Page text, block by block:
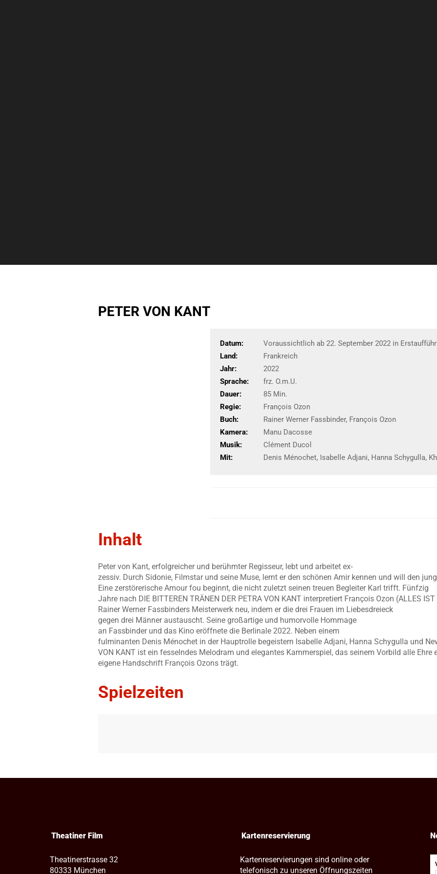
PETER VON KANT
Datum:
Voraussichtlich ab 22. September 2022 in
Land:
Frankreich
Jahr:
2022
Sprache:
frz. O.m.U.
Dauer:
85 Min.
Regie:
François Ozon
Buch:
Rainer Werner Fassbinder, François Ozon
Kamera:
Manu Dacosse
Musik:
Clément Ducol
Mit:
Denis Ménochet, Isabelle Adjani, Hanna Schygulla,
Inhalt
Peter von Kant, erfolgreicher und berühmter Regisseur, lebt und arbeitet ex-
zessiv. Durch Sidonie, Filmstar und seine Muse, lernt er den schönen Amir kennen und will den
Eine zerstörerische Amour fou beginnt, die nicht zuletzt seinen treuen Begleiter Karl trifft. Fünfzig
Jahre nach DIE BITTEREN TRÄNEN DER PETRA VON KANT interpretiert François Ozon (ALLES
Rainer Werner Fassbinders Meisterwerk neu, indem er die drei Frauen im Liebesdreieck
gegen drei Männer austauscht. Seine großartige und humorvolle Hommage
an Fassbinder und das Kino eröffnete die Berlinale 2022. Neben einem
fulminanten Denis Ménochet in der Hauptrolle begeistern Isabelle Adjani, Hanna Schygulla und
VON KANT ist ein fesselndes Melodram und elegantes Kammerspiel, das seinem Vorbild alle Ehre
eigene Handschrift François Ozons trägt.
Spielzeiten
Theatiner Film
Theatinerstrasse 32
80333 München
Kartenreservierung
Kartenreservierungen sind online oder
telefonisch zu unseren Öffnungszeiten